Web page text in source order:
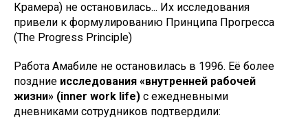
Крамера) не остановилась... Их исследования
привели к формулированию Принципа Прогресса
(The Progress Principle)
Работа Амабиле не остановилась в 1996. Её более
поздние исследования «внутренней рабочей
жизни» (inner work life) с ежедневными
дневниками сотрудников подтвердили: